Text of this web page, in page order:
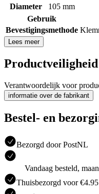
Diameter
105 mm
Gebruik
Bevestigingsmethode
Lees meer
Productveiligheid
Verantwoordelijk voor
informatie over de fabrikant
Bestel- en
Bezorgd door PostNL
Vandaag besteld,
Thuisbezorgd voor